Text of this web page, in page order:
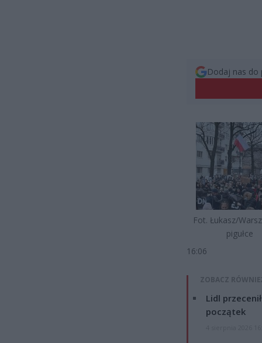
Dodaj nas do
Fot. Łukasz/
pigułce
16:06
ZOBACZ
Lidl
początek